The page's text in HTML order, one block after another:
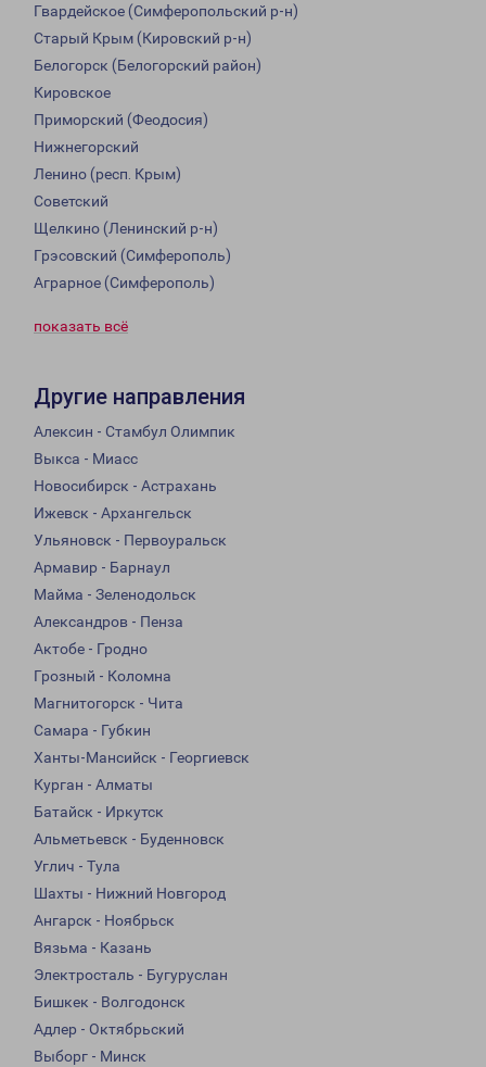
Гвардейское (Симферопольский р-н)
Старый Крым (Кировский р-н)
Белогорск (Белогорский район)
Кировское
Приморский (Феодосия)
Нижнегорский
Ленино (респ. Крым)
Советский
Щелкино (Ленинский р-н)
Грэсовский (Симферополь)
Аграрное (Симферополь)
показать всё
Другие направления
Алексин - Стамбул Олимпик
Выкса - Миасс
Новосибирск - Астрахань
Ижевск - Архангельск
Ульяновск - Первоуральск
Армавир - Барнаул
Майма - Зеленодольск
Александров - Пенза
Актобе - Гродно
Грозный - Коломна
Магнитогорск - Чита
Самара - Губкин
Ханты-Мансийск - Георгиевск
Курган - Алматы
Батайск - Иркутск
Альметьевск - Буденновск
Углич - Тула
Шахты - Нижний Новгород
Ангарск - Ноябрьск
Вязьма - Казань
Электросталь - Бугуруслан
Бишкек - Волгодонск
Адлер - Октябрьский
Выборг - Минск